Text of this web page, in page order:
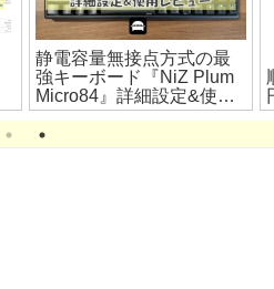
静電容量無接点方式の最
強キーボード『NiZ Plum
Micro84』詳細設定&使用
レビュー